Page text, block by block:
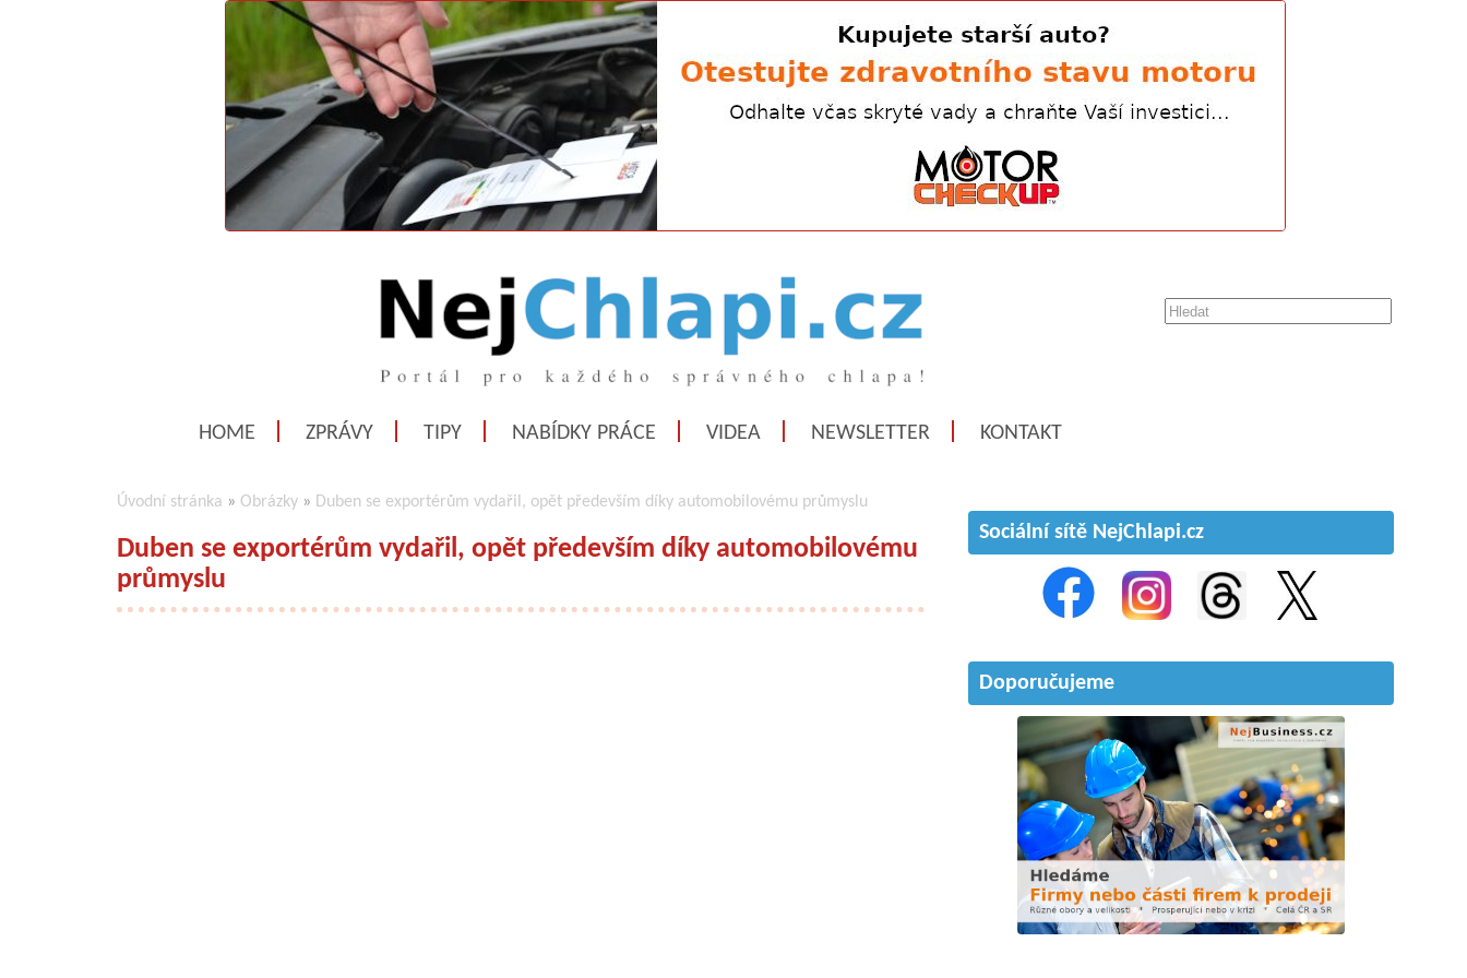
HOME ZPRÁVY TIPY NABÍDKY PRÁCE VIDEA NEWSLETTER KONTAKT
Úvodní stránka » Obrázky » Duben se exportérům vydařil, opět především díky automobilovému průmyslu
Duben se exportérům vydařil, opět především díky automobilovému
průmyslu
Sociální sítě NejChlapi.cz
Doporučujeme